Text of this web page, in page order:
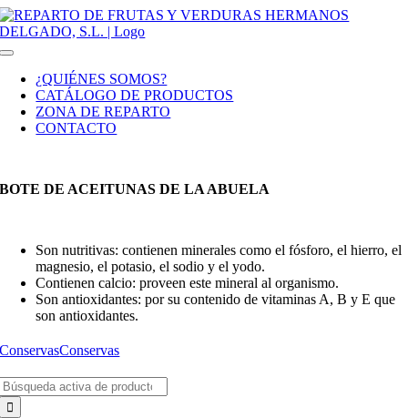
Saltar
al
contenido
Toggle
Navigation¿QUIÉNES SOMOS?
CATÁLOGO DE PRODUCTOS
ZONA DE REPARTO
CONTACTO
BOTE DE ACEITUNAS DE LA ABUELA
Son nutritivas: contienen minerales como el fósforo, el hierro, el
magnesio, el potasio, el sodio y el yodo.
Contienen calcio: proveen este mineral al organismo.
Son antioxidantes: por su contenido de vitaminas A, B y E que
son antioxidantes.
ConservasConservas